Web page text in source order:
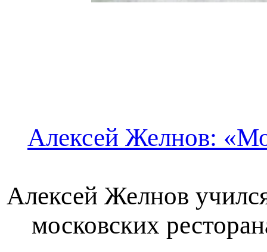
Алексей Желнов:
Алексей Желнов
московских